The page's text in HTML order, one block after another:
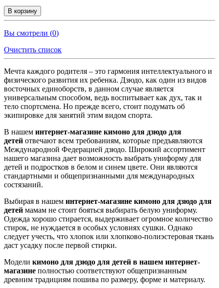
В корзину
Вы смотрели (0)
Очистить список
Мечта каждого родителя – это гармония интеллектуального и
физического развития их ребенка. Дзюдо, как один из видов
восточных единоборств, в данном случае является
универсальным способом, ведь воспитывает как дух, так и
тело спортсмена. Но прежде всего, стоит подумать об
экипировке для занятий этим видом спорта.
В нашем интернет-магазине кимоно для дзюдо для
детей отвечают всем требованиям, которые предъявляются
Международной Федерацией дзюдо. Широкий ассортимент
нашего магазина дает возможность выбрать униформу для
детей и подростков в белом и синем цвете. Они являются
стандартными и общепризнанными для международных
состязаний.
Выбирая в нашем интернет-магазине кимоно для дзюдо для
детей мамам не стоит бояться выбирать белую униформу.
Одежда хорошо стирается, выдерживает огромное количество
стирок, не нуждается в особых условиях сушки. Однако
следует учесть, что хлопок или хлопково-полиэстеровая ткань
даст усадку после первой стирки.
Модели кимоно для дзюдо для детей в нашем интернет-
магазине полностью соответствуют общепризнанным
древним традициям пошива по размеру, форме и материалу.